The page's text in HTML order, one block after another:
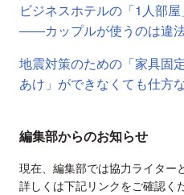
ビジネスホテルの「1人部
――カップルが使うのは違
地震対策のための「家具固
あけ」ができなくても仕方
編集部からのお知らせ
現在、編集部では協力ライター
詳しくは下記リンクをご確認く